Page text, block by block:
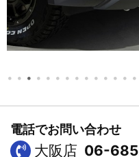
電話でお問い合わせ
大阪店 06-